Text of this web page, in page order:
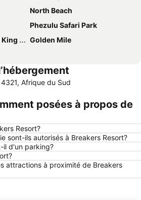
North Beach
Phezulu Safari Park
Golden Mile
Afrique du Sud
posées à propos de
Resort?
sont-ils autorisés à Breakers Resort?
il d'un parking?
attractions à proximité de Breakers